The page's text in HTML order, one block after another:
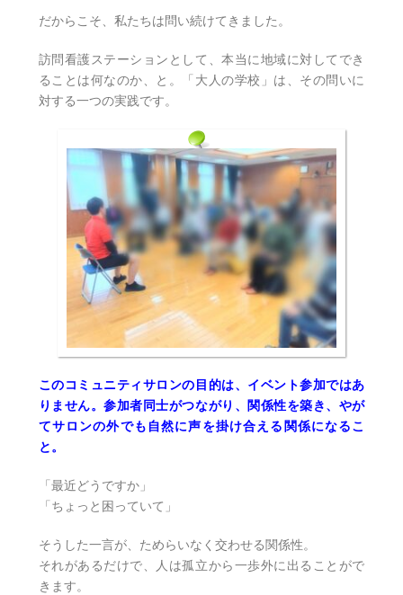
だからこそ、私たちは問い続けてきました。
訪問看護ステーションとして、本当に地域に対してでき
ることは何なのか、と。「大人の学校」は、その問いに
対する一つの実践です。
このコミュニティサロンの目的は、イベント参加ではあ
りません。参加者同士がつながり、関係性を築き、やが
てサロンの外でも自然に声を掛け合える関係になるこ
と。
「最近どうですか」
「ちょっと困っていて」
そうした一言が、ためらいなく交わせる関係性。
それがあるだけで、人は孤立から一歩外に出ることがで
きます。